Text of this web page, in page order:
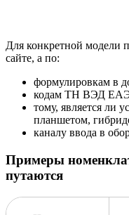
Для конкретной модели
сайте, а по:
формулировкам в
кодам ТН ВЭД
тому, является ли
планшетом,
каналу ввода в
Примеры
путаются